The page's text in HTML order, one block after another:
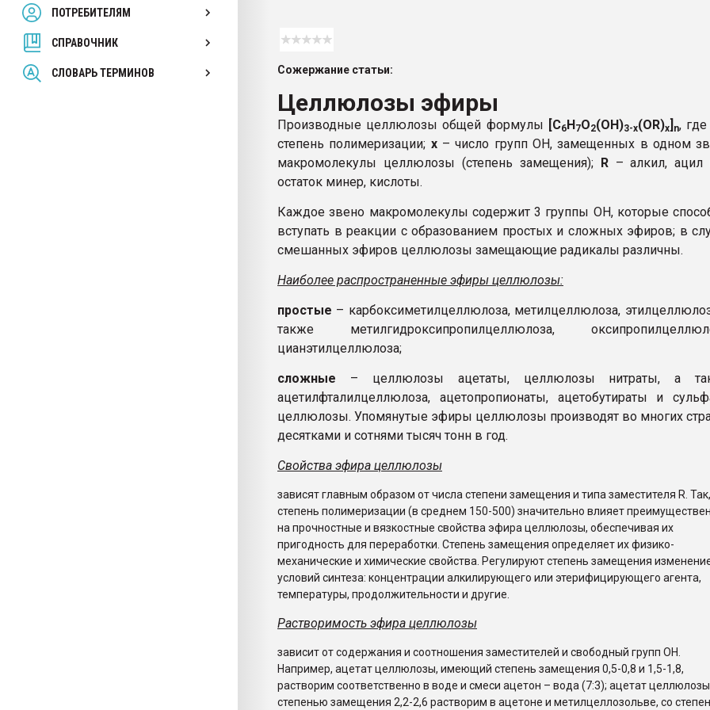
ПОТРЕБИТЕЛЯМ
СПРАВОЧНИК
СЛОВАРЬ ТЕРМИНОВ Сожержание статьи:
Целлюлозы эфиры
Производные целлюлозы общей формулы [C6H7O2(OH)3-х(OR)х] n, где
степень полимеризации; х– число групп ОН, замещенных в одном
макромолекулы целлюлозы (степень замещения); R– алкил, ацил
остаток минер, кислоты.
Каждое звено макромолекулы содержит 3 группы ОН, которые
вступать в реакции с образованием простых и сложных эфиров; в
смешанных эфиров целлюлозы замещающие радикалы различны.
Наиболее распространенные эфиры целлюлозы:
простые – карбоксиметилцеллюлоза, метилцеллюлоза,
также метилгидроксипропилцеллюлоза,
цианэтилцеллюлоза;
сложные – целлюлозы ацетаты, целлюлозы нитраты, а
ацетилфталилцеллюлоза, ацетопропионаты, ацетобутираты и
целлюлозы. Упомянутые эфиры целлюлозы производят во многих
десятками и сотнями тысяч тонн в год.
Свойства эфира целлюлозы
зависят главным образом от числа степени замещения и типа заместителя R. Так,
степень полимеризации (в среднем 150-500) значительно влияет
на прочностные и вязкостные свойства эфира целлюлозы, обеспечивая их
пригодность для переработки. Степень замещения определяет их физико-
механические и химические свойства. Регулируют степень замещения
условий синтеза: концентрации алкилирующего или этерифицирующего агента,
температуры, продолжительности и другие.
Растворимость эфира целлюлозы
зависит от содержания и соотношения заместителей и свободный групп ОН.
Например, ацетат целлюлозы, имеющий степень замещения 0,5-0,8 и 1,5-1,8,
растворим соответственно в воде и смеси ацетон – вода (7:3); ацетат
степенью замещения 2,2-2,6 растворим в ацетоне и метилцеллозольве, со